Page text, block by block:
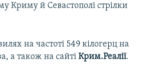
Криму й Севастополі стрілки
на частоті 549 кілогерц на
а також на сайтіКрим.Реалії.